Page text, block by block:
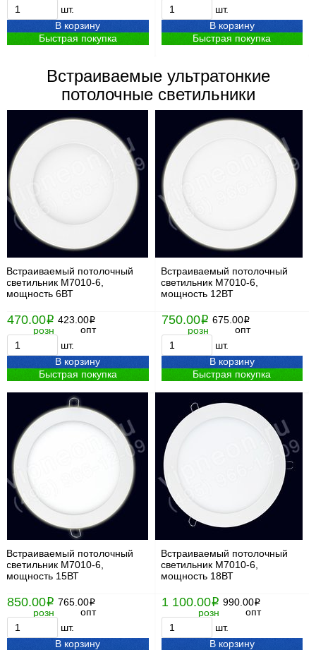
шт.
В корзину
Быстрая покупка
шт.
В корзину
Быстрая покупка
Встраиваемые ультратонкие
потолочные светильники
Встраиваемый потолочный
светильник М7010-6,
мощность 6ВТ
470.00i
розн
423.00i
опт
шт.
В корзину
Быстрая покупка
Встраиваемый потолочный
светильник М7010-6,
мощность 12ВТ
750.00i
розн
675.00i
опт
шт.
В корзину
Быстрая покупка
Встраиваемый потолочный
светильник М7010-6,
мощность 15ВТ
850.00i
розн
765.00i
опт
шт.
В корзину
Встраиваемый потолочный
светильник М7010-6,
мощность 18ВТ
1 100.00i
розн
990.00i
опт
шт.
В корзину